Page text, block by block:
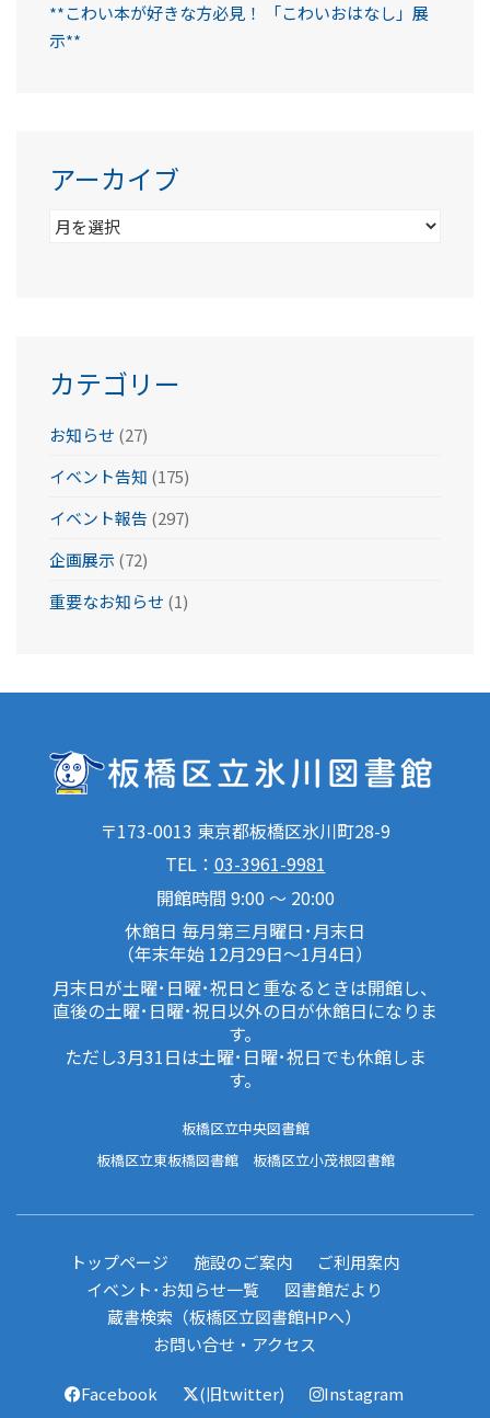
**こわい本が好きな方必見！ 「こわいおはなし」展
示**
アーカイブ
ア
カテゴリー
お知らせ (27)
イベント告知 (175)
イベント報告 (297)
企画展示(72)
重要なお知らせ (1)
〒173-0013 東京都板橋区氷川町28-9
TEL： 03-3961-9981
開館時間 9:00 ～ 20:00
休館日 毎月第三月曜日･月末日
（年末年始 12月29日～1月4日）
月末日が土曜･日曜･祝日と重なるときは開館し、
直後の土曜･日曜･祝日以外の日が休館日になりま
す。
ただし3月31日は土曜･日曜･祝日でも休館しま
す。
板橋区立中央図書館
板橋区立東板橋図書館
板橋区立小茂根図書館
トップページ 施設のご案内
ご利用案内
イベント･お知らせ一覧
図書館だより
蔵書検索（板橋区立図書館HPへ）
お問い合せ・アクセス
Facebook (旧twitter) Instagram